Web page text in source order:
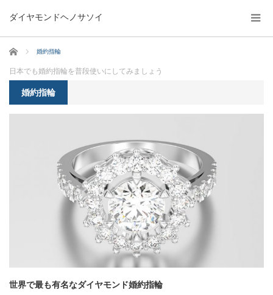
ダイヤモンドヘノサソイ
ホーム 婚約指輪
日本でも婚約指輪を普段使いにしてみましょう
婚約指輪
世界で最も有名なダイヤモンド婚約指輪